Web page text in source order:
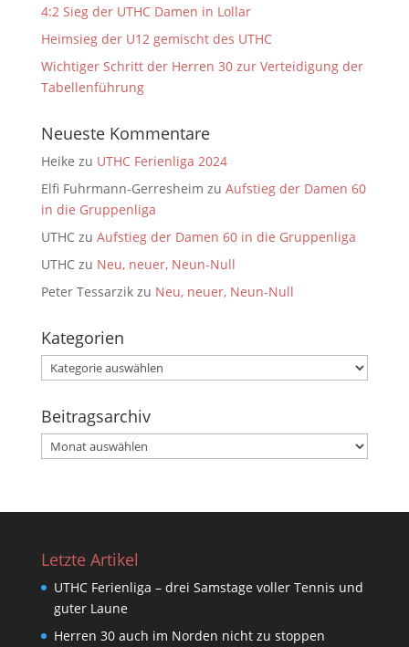
4:2 Sieg der UTHC Damen in Lollar
Heimsieg der U12 gemischt des UTHC
Wichtiger Schritt der Herren 30 zur Verteidigung der
Tabellenführung
Neueste Kommentare
Heike zu UTHC Ferienliga 2024
Elfi Fuhrmann-Gerresheim zu Aufstieg der Damen 60
in die Gruppenliga
UTHCzu Aufstieg der Damen 60 in die Gruppenliga
UTHCzu Neu, neuer, Neun-Null
Peter Tessarzikzu Neu, neuer, Neun-Null
Kategorien
Kategorien
Beitragsarchiv
Beitragsarchiv
Letzte Artikel
UTHC Ferienliga – drei Samstage voller Tennis und
guter Laune
Herren 30 auch im Norden nicht zu stoppen